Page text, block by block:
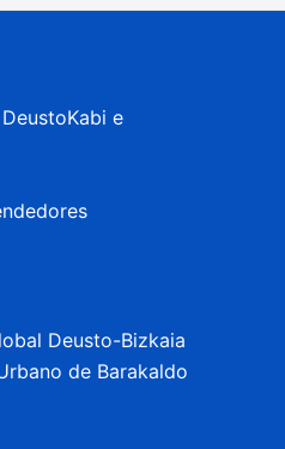
e
Deusto-Bizkaia
de Barakaldo